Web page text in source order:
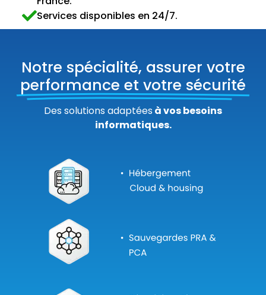
Services disponibles en 24/7.
Notre spécialité, assurer votre
performance et votre sécurité
Des solutions adaptées à vos besoins
informatiques.